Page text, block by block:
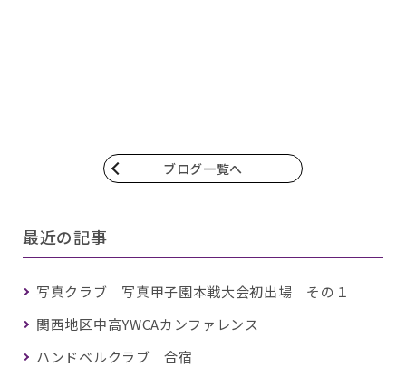
ブログ一覧へ
最近の記事
写真クラブ 写真甲子園本戦大会初出場 その１
関西地区中高YWCAカンファレンス
ハンドベルクラブ 合宿